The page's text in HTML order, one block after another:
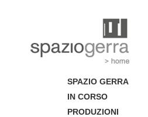
SPAZIO GERRA
IN CORSO
PRODUZIONI